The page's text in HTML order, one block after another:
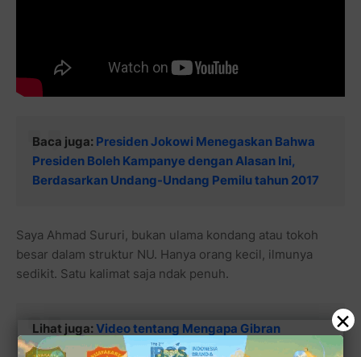
Baca juga: Presiden Jokowi Menegaskan Bahwa
Presiden Boleh Kampanye dengan Alasan Ini,
Berdasarkan Undang-Undang Pemilu tahun 2017
Saya Ahmad Sururi, bukan ulama kondang atau tokoh
besar dalam struktur NU. Hanya orang kecil, ilmunya
sedikit. Satu kalimat saja ndak penuh.
Lihat juga: Video tentang Mengapa Gibran
Rakabuming Bisa Jadi Beban Berat Dan Akan
×